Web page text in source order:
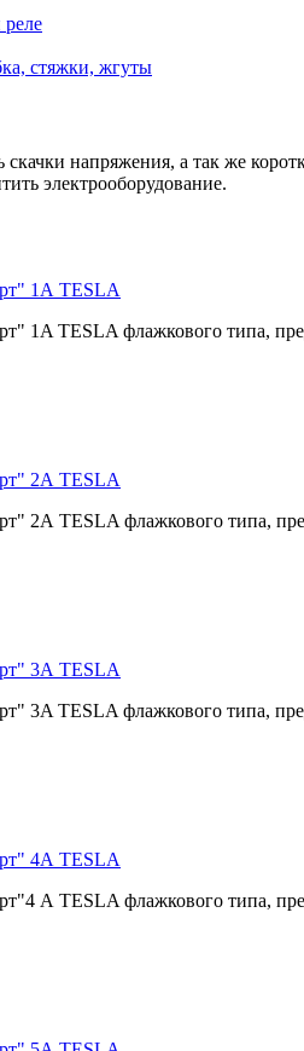
стяжки, жгуты
напряжения, а так же
электрооборудование.
1А TESLA
1A TESLA флажкового типа,
2А TESLA
2А TESLA флажкового типа,
3А TESLA
3A TESLA флажкового типа,
4А TESLA
А TESLA флажкового типа,